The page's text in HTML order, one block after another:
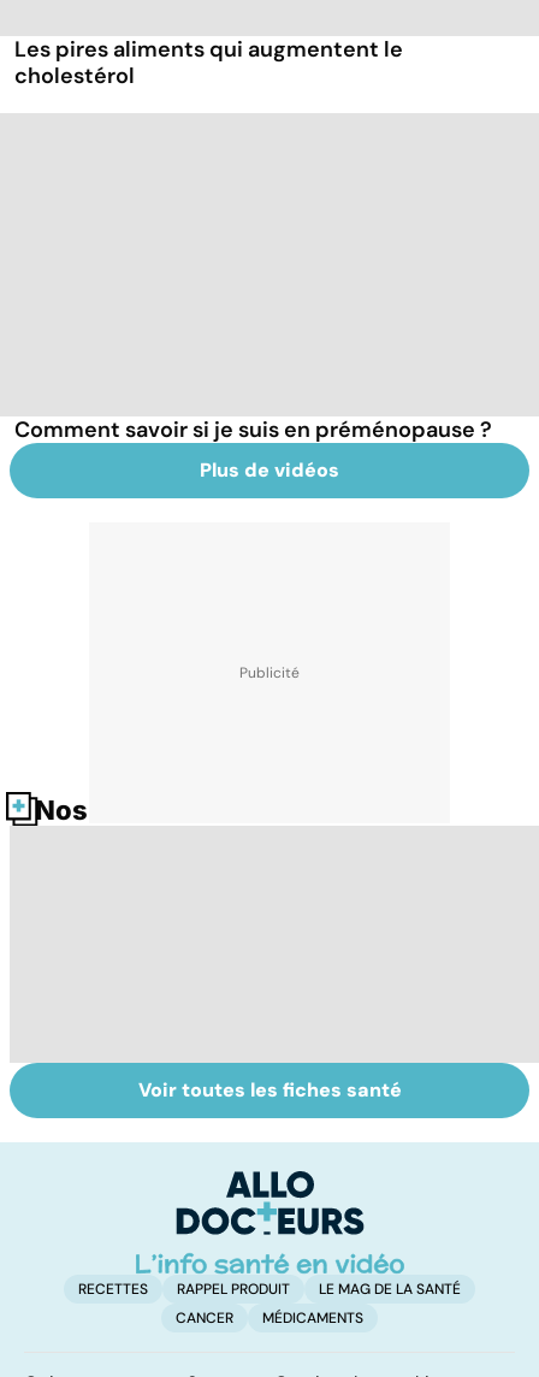
Les pires aliments qui augmentent le
cholestérol
Comment savoir si je suis en préménopause ?
Plus de vidéos
Nos fiches santé
Tout savoir sur
les infections
Covid-19 : tout
savoir sur la
Voir toutes les fiches santé
RECETTES RAPPEL PRODUIT
LE MAG DE LA SANTÉ
CANCER
MÉDICAMENTS